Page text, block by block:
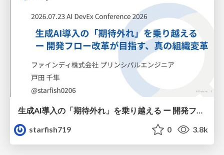
生成AI導入の「期待外れ」を乗り越える ー 開発フロー改革が目指す、真の組織変革
starfish719
0 3.8k